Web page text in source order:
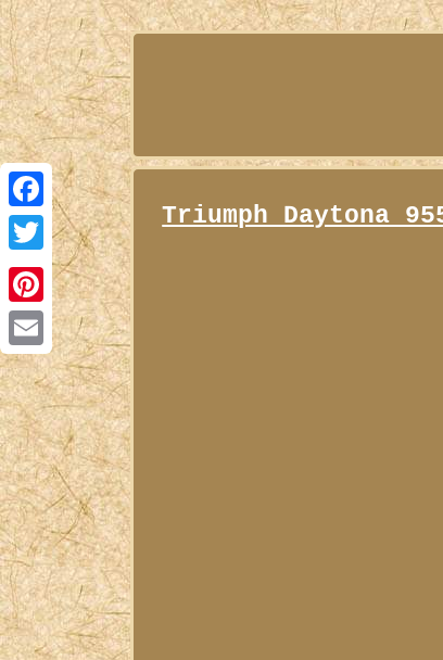
Facebook
Twitter
Pinterest
Email
Triumph Daytona